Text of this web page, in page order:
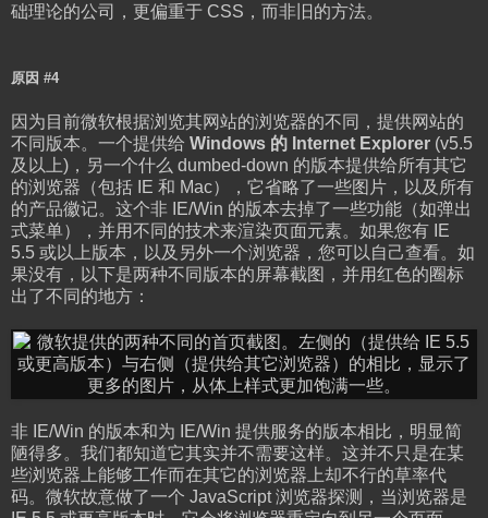
础理论的公司，更偏重于 CSS，而非旧的方法。
原因 #4
因为目前微软根据浏览其网站的浏览器的不同，提供网站的
不同版本。一个提供给 Windows 的 Internet Explorer (v5.5
及以上)，另一个什么 dumbed-down 的版本提供给所有其它
的浏览器（包括 IE 和 Mac），它省略了一些图片，以及所有
的产品徽记。这个非 IE/Win 的版本去掉了一些功能（如弹出
式菜单），并用不同的技术来渲染页面元素。如果您有 IE
5.5 或以上版本，以及另外一个浏览器，您可以自己查看。如
果没有，以下是两种不同版本的屏幕截图，并用红色的圈标
出了不同的地方：
非 IE/Win 的版本和为 IE/Win 提供服务的版本相比，明显简
陋得多。我们都知道它其实并不需要这样。这并不只是在某
些浏览器上能够工作而在其它的浏览器上却不行的草率代
码。微软故意做了一个 JavaScript 浏览器探测，当浏览器是